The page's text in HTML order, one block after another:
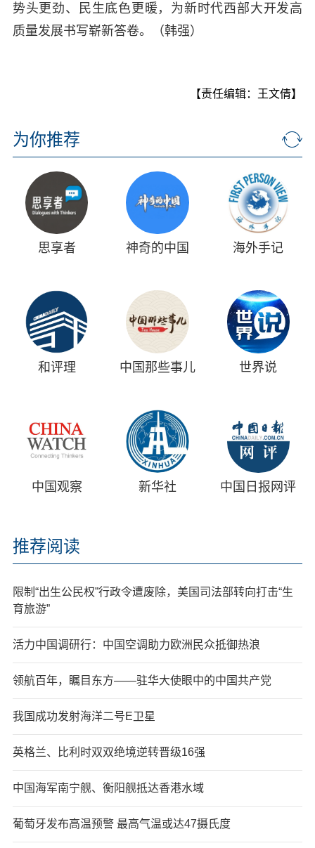
势头更劲、民生底色更暖，为新时代西部大开发高
质量发展书写崭新答卷。（韩强）
【责任编辑：王文倩】
为你推荐
思享者 神奇的中国 海外手记
和评理 中国那些事儿 世界说
中国观察 新华社 中国日报网评
推荐阅读
限制“出生公民权”行政令遭废除，美国司法部转向打击“生
育旅游”
活力中国调研行：中国空调助力欧洲民众抵御热浪
领航百年，瞩目东方——驻华大使眼中的中国共产党
我国成功发射海洋二号E卫星
英格兰、比利时双双绝境逆转晋级16强
中国海军南宁舰、衡阳舰抵达香港水域
葡萄牙发布高温预警 最高气温或达47摄氏度